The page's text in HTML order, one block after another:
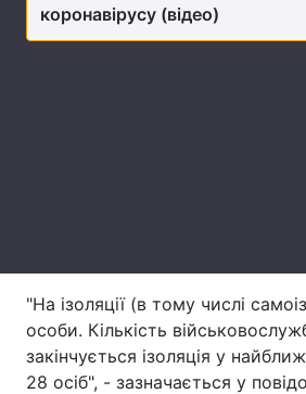
Здоров'я
Архів
Контакти
коронавірусу (відео)
"На ізоляції (в тому числі
особи. Кількість
закінчується ізоляція у
28 осіб", - зазначається у